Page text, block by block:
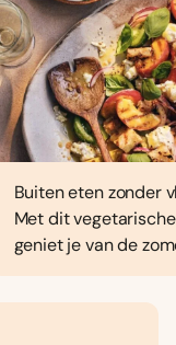
Buiten eten zonder
Met dit
geniet je van de